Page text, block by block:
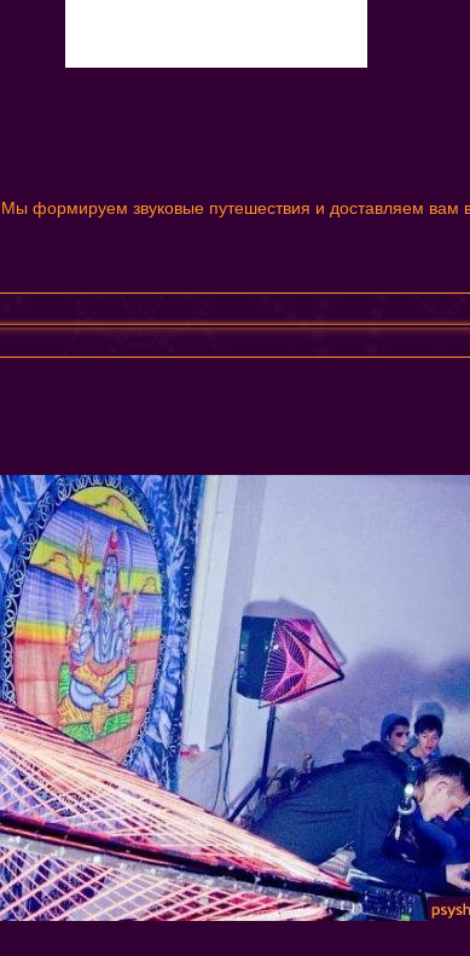
формируем звуковые путешествия и доставляем вам